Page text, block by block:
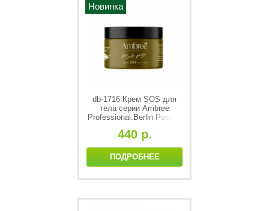
Новинка
db-1716 Крем SOS для
тела серии Ambree
Professional.Berlin Poesie,
440 р.
ПОДРОБНЕЕ